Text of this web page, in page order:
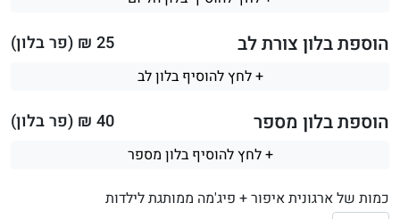
הוספת בלון צורת לב 25 ₪ (פר בלון)
+ לחץ להוסיף בלון לב
הוספת בלון מספר 40 ₪ (פר בלון)
+ לחץ להוסיף בלון מספר
כמות של ארגונית איפור + פיג'מה ממותגת לילדות